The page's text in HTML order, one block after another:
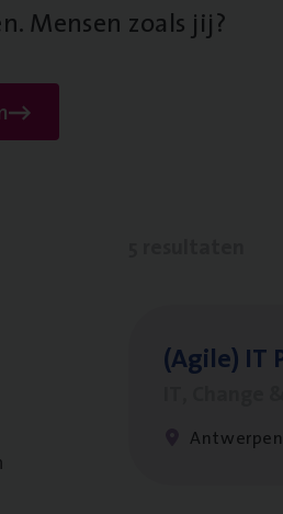
Mensen zoals jij?
(Agi­le) IT
Antwerpen